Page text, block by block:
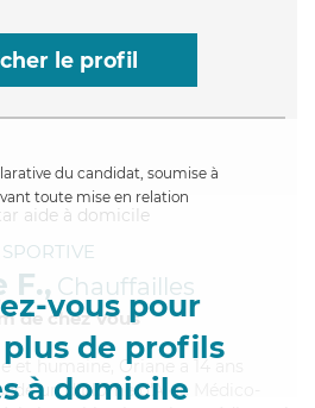
le profil
du candidat, soumise à
toute mise en relation
vous pour
de profils
à domicile
SPORTIVE
F., Chauffailles
de chez Vous
et humaine, Oriane a 14 ans
un diplôme d'Aide Médico-